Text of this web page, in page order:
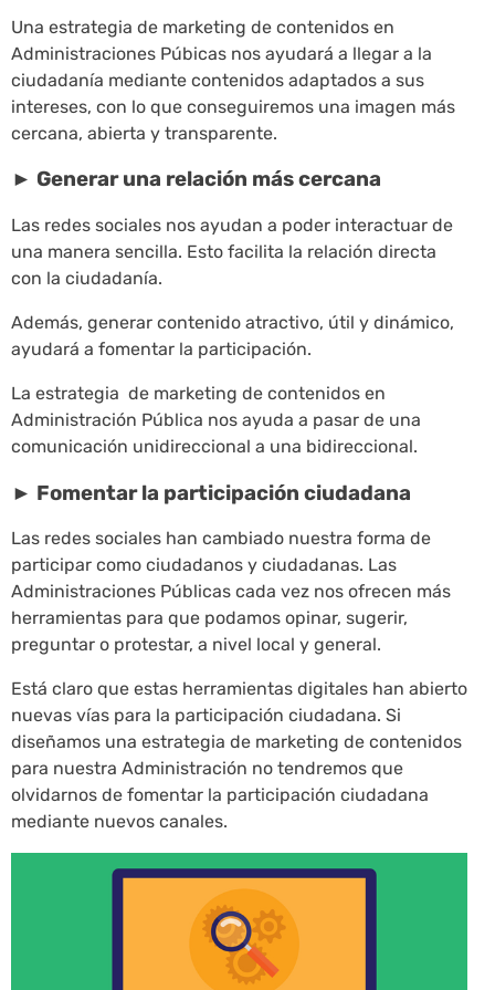
Una estrategia de marketing de contenidos en
Administraciones Púbicas nos ayudará a llegar a la
ciudadanía mediante contenidos adaptados a sus
intereses, con lo que conseguiremos una imagen más
cercana, abierta y transparente.
► Generar una relación más cercana
Las redes sociales nos ayudan a poder interactuar de
una manera sencilla. Esto facilita la relación directa
con la ciudadanía.
Además, generar contenido atractivo, útil y dinámico,
ayudará a fomentar la participación.
La estrategia de marketing de contenidos en
Administración Pública nos ayuda a pasar de una
comunicación unidireccional a una bidireccional.
► Fomentar la participación ciudadana
Las redes sociales han cambiado nuestra forma de
participar como ciudadanos y ciudadanas. Las
Administraciones Públicas cada vez nos ofrecen más
herramientas para que podamos opinar, sugerir,
preguntar o protestar, a nivel local y general.
Está claro que estas herramientas digitales han abierto
nuevas vías para la participación ciudadana. Si
diseñamos una estrategia de marketing de contenidos
para nuestra Administración no tendremos que
olvidarnos de fomentar la participación ciudadana
mediante nuevos canales.